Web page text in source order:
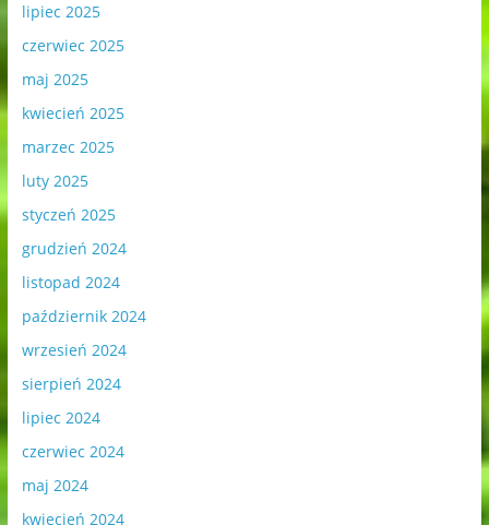
lipiec 2025
czerwiec 2025
maj 2025
kwiecień 2025
marzec 2025
luty 2025
styczeń 2025
grudzień 2024
listopad 2024
październik 2024
wrzesień 2024
sierpień 2024
lipiec 2024
czerwiec 2024
maj 2024
kwiecień 2024